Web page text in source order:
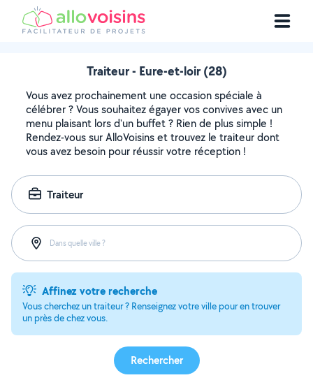
Traiteur - Eure-et-loir (28)
Vous avez prochainement une occasion spéciale à
célébrer ? Vous souhaitez égayer vos convives avec un
menu plaisant lors d'un buffet ? Rien de plus simple !
Rendez-vous sur AlloVoisins et trouvez le traiteur dont
vous avez besoin pour réussir votre réception !
Traiteur
Dans quelle ville ?
Affinez votre recherche
Vous cherchez un traiteur ? Renseignez votre ville pour en trouver
un près de chez vous.
Rechercher